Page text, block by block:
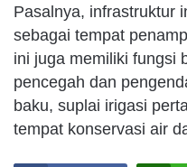
Pasalnya, infrastruktur
sebagai tempat
ini juga memiliki fungsi
pencegah dan
baku, suplai irigasi
tempat konservasi air